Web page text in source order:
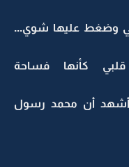
وضغط عليها شوي...
كأنها فساحة
وأشهد أن محمد رسول